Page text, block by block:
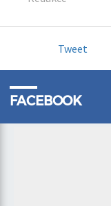
Tweet
FACEBOOK